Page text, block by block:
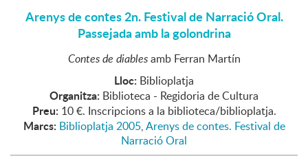
Arenys de contes 2n. Festival de Narració Oral.
Passejada amb la golondrina
Contes de diablesamb Ferran Martín
Lloc: Biblioplatja
Organitza: Biblioteca - Regidoria de Cultura
Preu: 10 €. Inscripcions a la biblioteca/biblioplatja.
Marcs: Biblioplatja 2005,Arenys de contes. Festival de
Narració Oral